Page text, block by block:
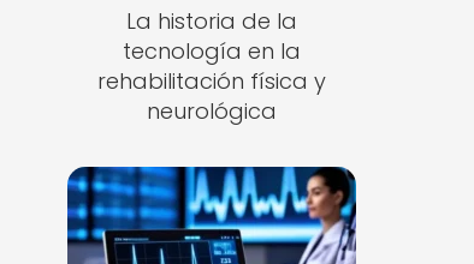
La historia de la
tecnología en la
rehabilitación física y
neurológica